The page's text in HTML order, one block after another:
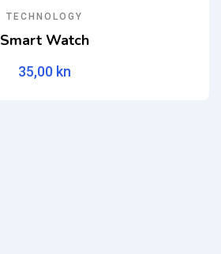
TECHNOLOGY
Smart Watch
35,00 kn